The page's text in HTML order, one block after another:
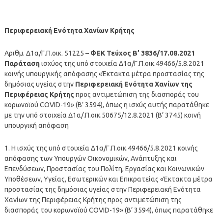
Περιφερειακή Ενότητα Χανίων Κρήτης
Αριθμ. Δ1α/Γ.Π.οικ. 51225 – ΦΕΚ Τεύχος B’ 3836/17.08.2021
Παράτασηισχύος της υπό στοιχεία Δ1α/Γ.Π.οικ.49466/5.8.2021
κοινής υπουργικής απόφασης «Έκτακτα μέτρα προστασίας της
δημόσιας υγείας στην Περιφερειακή Ενότητα Χανίων της
Περιφέρειας Κρήτης προς αντιμετώπιση της διασποράς του
κορωνοϊού COVID-19» (Β’ 3594), όπως η ισχύς αυτής παρατάθηκε
με την υπό στοιχεία Δ1α/.Π.οικ.50675/12.8.2021 (Β’ 3745) κοινή
υπουργική απόφαση
1. Η ισχύς της υπό στοιχεία Δ1α/Γ.Π.οικ.49466/5.8.2021 κοινής
απόφασης των Υπουργών Οικονομικών, Ανάπτυξης και
Επενδύσεων, Προστασίας του Πολίτη, Εργασίας και Κοινωνικών
Υποθέσεων, Υγείας, Εσωτερικών και Επικρατείας «Έκτακτα μέτρα
προστασίας της δημόσιας υγείας στην Περιφερειακή Ενότητα
Χανίων της Περιφέρειας Κρήτης προς αντιμετώπιση της
διασποράς του κορωνοϊού COVID-19» (Β’ 3594), όπως παρατάθηκε